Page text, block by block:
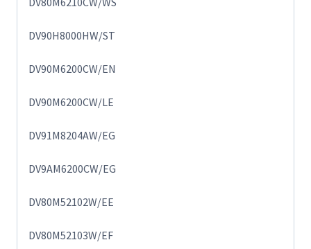
DV90H8000HW/ST
DV90M6200CW/EN
DV90M6200CW/LE
DV91M8204AW/EG
DV9AM6200CW/EG
DV80M52102W/EE
DV80M52103W/EF